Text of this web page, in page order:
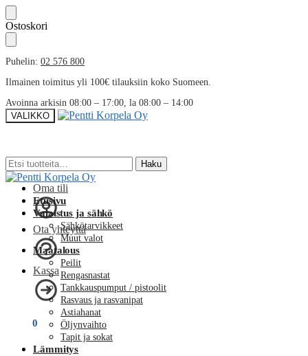
Skip
to
navigation
Skip
to
content
Ostoskori
Puhelin: 02 576 800
Ilmainen toimitus yli 100€ tilauksiin koko Suomeen.
Avoinna arkisin 08:00 – 17:00, la 08:00 – 14:00
VALIKKO
Etsi: Haku
Oma tili
Ota yhteyttä
Kassa
0
Etsi: Haku
Etusivu
Valaistus ja sähkö
Sähkötarvikkeet
Muut valot
Maatalous
Peilit
Rengasnastat
Tankkauspumput / pistoolit
Rasvaus ja rasvanipat
Astiahanat
Öljynvaihto
Tapit ja sokat
Lämmitys